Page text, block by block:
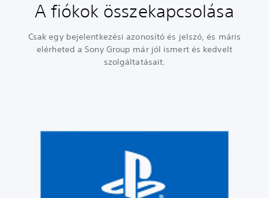
A fiókok összekapcsolása
Csak egy bejelentkezési azonosító és jelszó, és máris
elérheted a Sony Group már jól ismert és kedvelt
szolgáltatásait.